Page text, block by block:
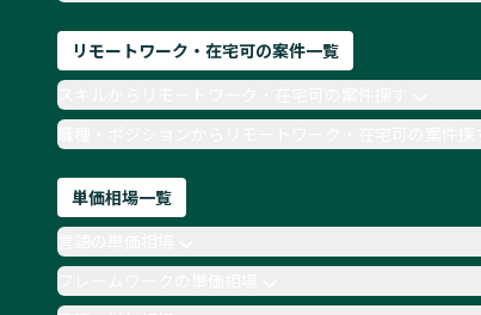
リモートワーク・在宅可の案件一覧
職種・ポジションからリモートワーク・在宅可の案件探す
単価相場一覧